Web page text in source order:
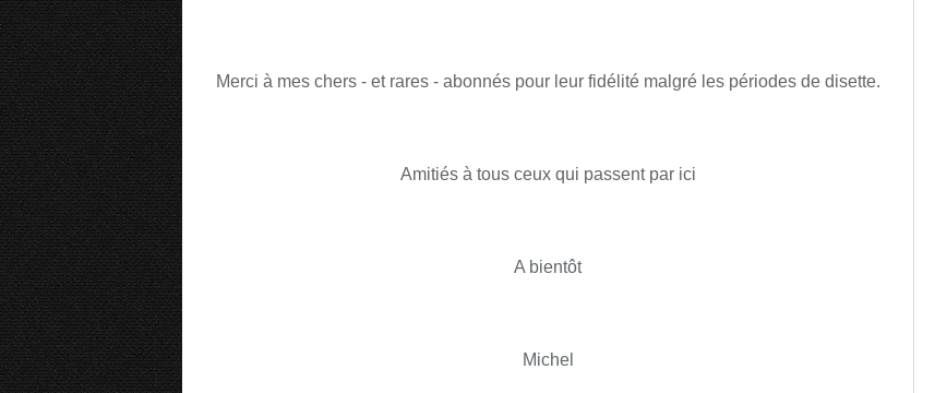
Merci à mes chers - et rares - abonnés pour leur fidélité malgré les périodes de disette.
Amitiés à tous ceux qui passent par ici
A bientôt
Michel